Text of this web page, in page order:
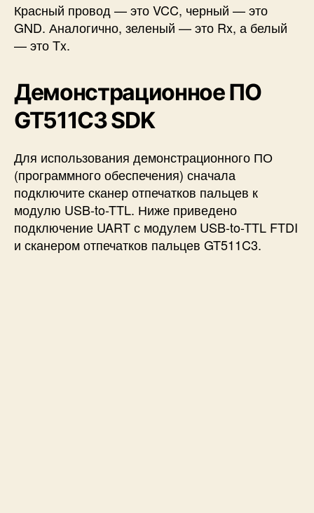
Красный провод — это VCC, черный — это
GND. Аналогично, зеленый — это Rx, а белый
— это Tx.
Демонстрационное ПО
GT511C3 SDK
Для использования демонстрационного ПО
(программного обеспечения) сначала
подключите сканер отпечатков пальцев к
модулю USB-to-TTL. Ниже приведено
подключение UART с модулем USB-to-TTL FTDI
и сканером отпечатков пальцев GT511C3.